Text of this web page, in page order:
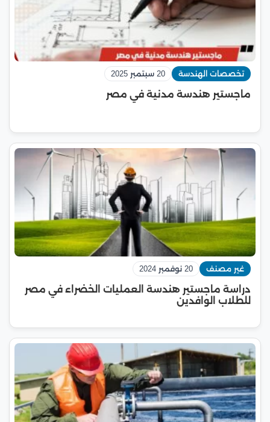
تخصصات الهندسة 20 سبتمبر 2025
ماجستير هندسة مدنية في مصر
غير مصنف 20 نوفمبر 2024
دراسة ماجستير هندسة العمليات الخضراء في مصر
للطلاب الوافدين